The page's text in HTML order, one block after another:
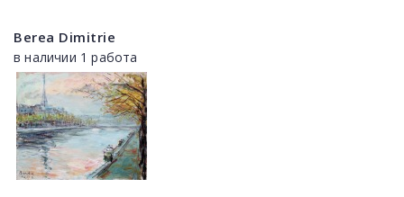
Berea Dimitrie
в наличии 1 работа